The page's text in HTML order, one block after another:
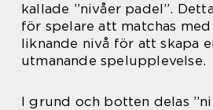
kallade ”nivåer padel”.
för spelare att matchas
liknande nivå för att skapa
utmanande spelupplevelse.
I grund och botten delas